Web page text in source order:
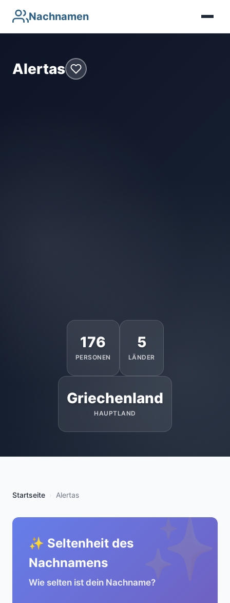
Nachnamen
Alertas
176
PERSONEN
5
LÄNDER
Griechenland
HAUPTLAND
Startseite Alertas
✨
✨ Seltenheit des
Nachnamens
Wie selten ist dein Nachname?